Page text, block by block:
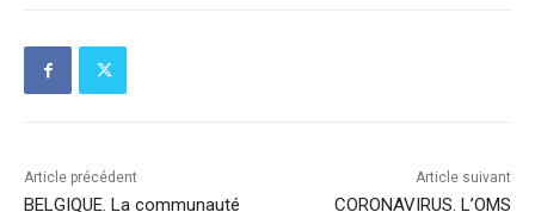
Article précédent
BELGIQUE. La communauté
Article suivant
CORONAVIRUS. L’OMS